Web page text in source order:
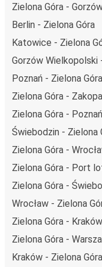
flocie autobusów,
technologie napędu i
pasażerom
Średni koszt
Marsylia to719,99 zł
jest znacznie tańsza
Podróż z: Zielona
Zielona Góra:
zbyt dobrze? Oto
Zielona Góra jest
przystankiem
krajowe i zagraniczne.
Marsylia –
Zielona Góra -
Berlin - Zielona Góra
Katowice - Zielona
Gorzów Wielkopolski
Poznań - Zielona Góra
Zielona Góra -
Zielona Góra - Poznań
Świebodzin - Zielona
Zielona Góra -
Zielona Góra - Port
Zielona Góra -
Wrocław - Zielona
Zielona Góra - Kraków
Zielona Góra -
Kraków - Zielona Góra